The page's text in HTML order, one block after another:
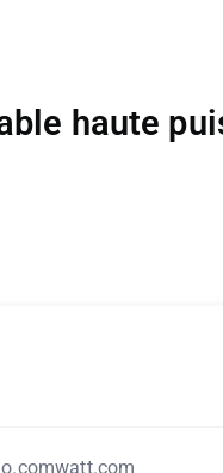
haute